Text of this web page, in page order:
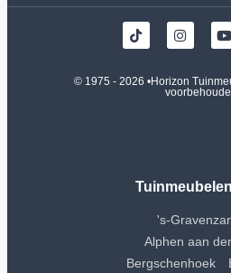
© 1975 - 2026 •Horizon
's-
Alphen aan
Bergschenhoek